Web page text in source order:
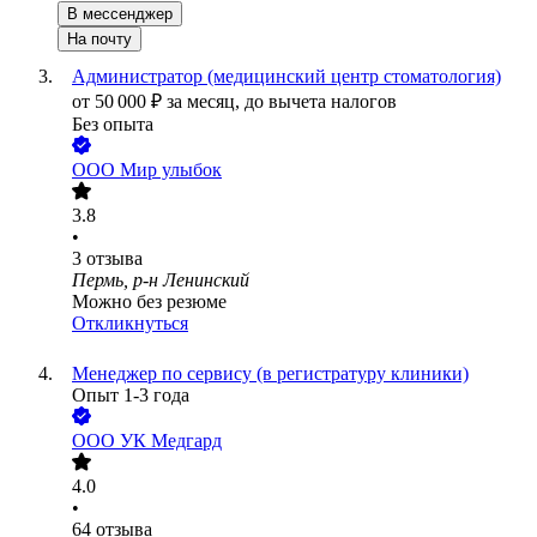
В мессенджер
На почту
Администратор (медицинский центр стоматология)
от 50 000 ₽ за месяц, до вычета налогов
Без опыта
ООО Мир улыбок
3.8
•
3 отзыва
Пермь, р-н Ленинский
Можно без резюме
Откликнуться
Менеджер по сервису (в регистратуру клиники)
Опыт 1-3 года
ООО УК Медгард
4.0
•
64 отзыва